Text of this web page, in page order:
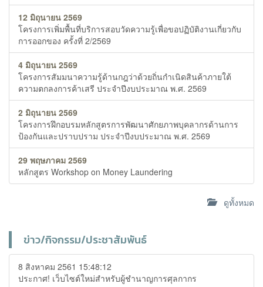
12 มิถุนายน 2569
โครงการเพิ่มพื้นที่บริการสอบวัดความรู้เพื่อขอปฏิบัติงานเกี่ยวกับ
การออกของ ครั้งที่ 2/2569
4 มิถุนายน 2569
โครงการสัมมนาความรู้ด้านกฎว่าด้วยถิ่นกำเนิดสินค้าภายใต้
ความตกลงการค้าเสรี ประจำปีงบประมาณ พ.ศ. 2569
2 มิถุนายน 2569
โครงการฝึกอบรมหลักสูตรการพัฒนาศักยภาพบุคลากรด้านการ
ป้องกันและปราบปราม ประจำปีงบประมาณ พ.ศ. 2569
29 พฤษภาคม 2569
หลักสูตร Workshop on Money Laundering
ดูทั้งหมด
ข่าว/กิจกรรม/ประชาสัมพันธ์
8 สิงหาคม 2561 15:48:12
ประกาศ! เว็บไซต์ใหม่สำหรับผู้ชำนาญการศุลกากร